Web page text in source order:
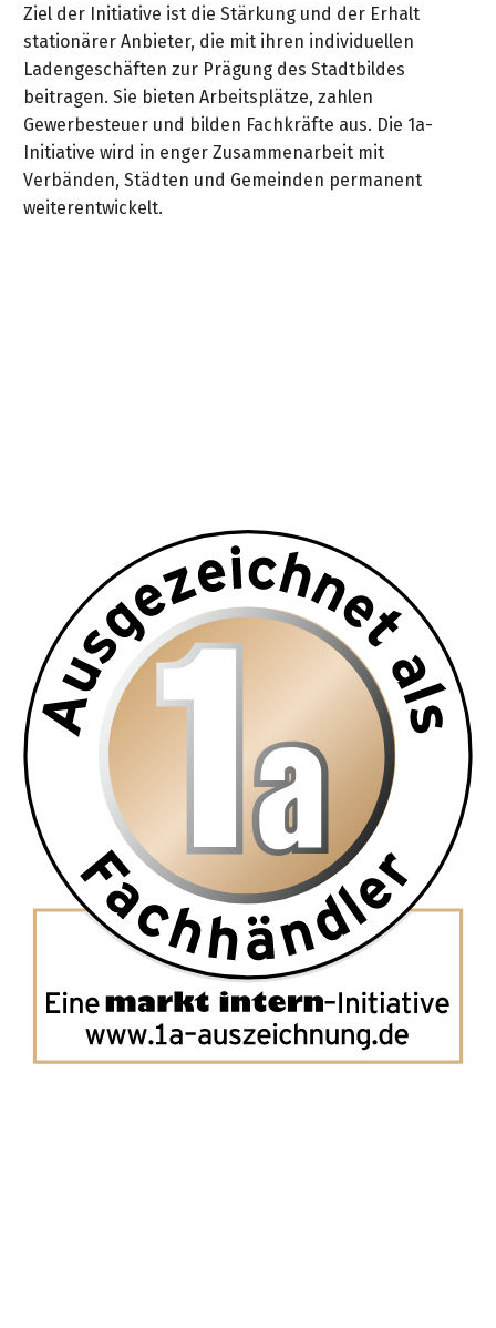
Ziel der Initiative ist die Stärkung und der Erhalt
stationärer Anbieter, die mit ihren individuellen
Ladengeschäften zur Prägung des Stadtbildes
beitragen. Sie bieten Arbeitsplätze, zahlen
Gewerbesteuer und bilden Fachkräfte aus. Die 1a-
Initiative wird in enger Zusammenarbeit mit
Verbänden, Städten und Gemeinden permanent
weiterentwickelt.